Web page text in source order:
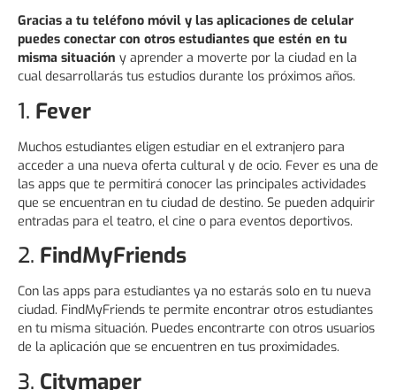
Gracias a tu teléfono móvil y las aplicaciones de celular
puedes conectar con otros estudiantes que estén en tu
misma situación y aprender a moverte por la ciudad en la
cual desarrollarás tus estudios durante los próximos años.
1. Fever
Muchos estudiantes eligen estudiar en el extranjero para
acceder a una nueva oferta cultural y de ocio. Fever es una de
las apps que te permitirá conocer las principales actividades
que se encuentran en tu ciudad de destino. Se pueden adquirir
entradas para el teatro, el cine o para eventos deportivos.
2. FindMyFriends
Con las apps para estudiantes ya no estarás solo en tu nueva
ciudad. FindMyFriends te permite encontrar otros estudiantes
en tu misma situación. Puedes encontrarte con otros usuarios
de la aplicación que se encuentren en tus proximidades.
3. Citymaper